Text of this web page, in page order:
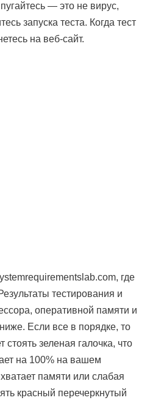
— это не вирус,
запуска теста. Когда тест
на веб-сайт.
где
тестирования и
оперативной памяти и
Если все в порядке, то
стоять зеленая галочка, что
на 100% на вашем
памяти или слабая
красный перечеркнутый